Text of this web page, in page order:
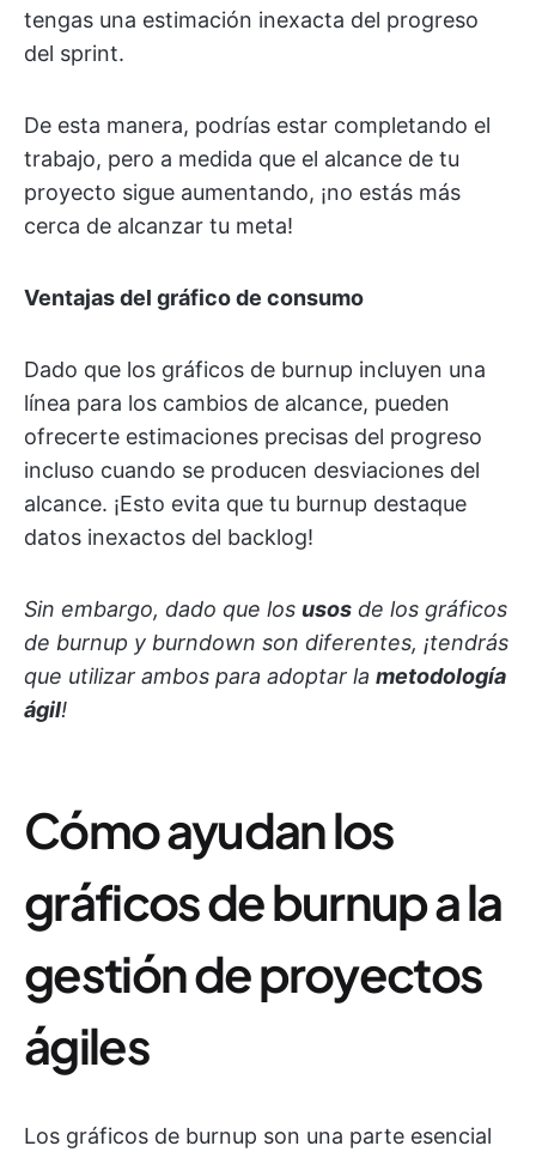
tengas una estimación inexacta del progreso
del sprint.
De esta manera, podrías estar completando el
trabajo, pero a medida que el alcance de tu
proyecto sigue aumentando, ¡no estás más
cerca de alcanzar tu meta!
Ventajas del gráfico de consumo
Dado que los gráficos de burnup incluyen una
línea para los cambios de alcance, pueden
ofrecerte estimaciones precisas del progreso
incluso cuando se producen desviaciones del
alcance. ¡Esto evita que tu burnup destaque
datos inexactos del backlog!
Sin embargo, dado que los usos de los gráficos
de burnup y burndown son diferentes, ¡tendrás
que utilizar ambos para adoptar la metodología
ágil!
Cómo ayudan los
gráficos de burnup a la
gestión de proyectos
ágiles
Los gráficos de burnup son una parte esencial